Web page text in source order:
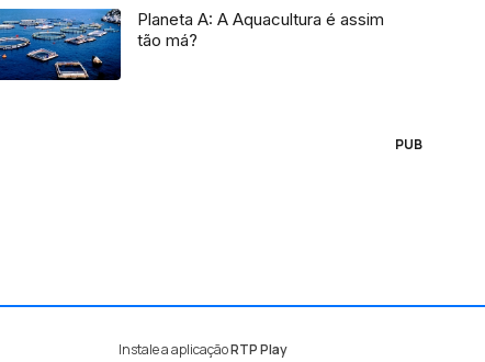
Planeta A: A Aquacultura é assim
tão má?
PUB
Instale a aplicaçãoRTP Play